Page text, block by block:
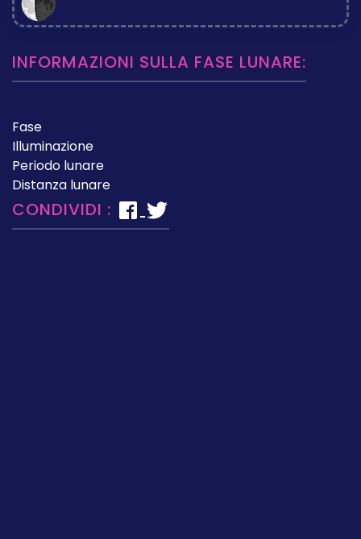
INFORMAZIONI SULLA FASE LUNARE:
Fase
Illuminazione
Periodo lunare
Distanza lunare
CONDIVIDI :